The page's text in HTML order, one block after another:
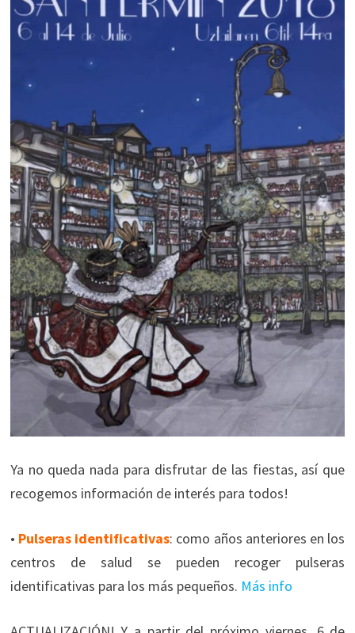
Ya no queda nada para disfrutar de las fiestas, así que
recogemos información de interés para todos!
• Pulseras identificativas: como años anteriores en los
centros de salud se pueden recoger pulseras
identificativas para los más pequeños. Más info